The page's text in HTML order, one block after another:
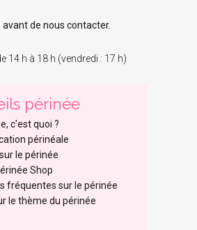
de nous contacter.
14 h à 18 h (vendredi : 17 h)
périnée
c'est quoi ?
périnéale
le périnée
Shop
fréquentes sur le périnée
le thème du périnée